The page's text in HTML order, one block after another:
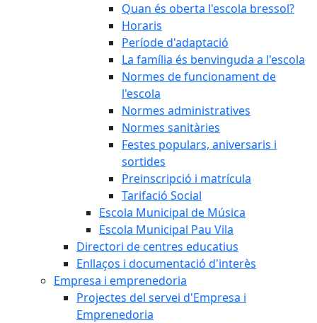
Quan és oberta l'escola bressol?
Horaris
Període d'adaptació
La família és benvinguda a l'escola
Normes de funcionament de
l'escola
Normes administratives
Normes sanitàries
Festes populars, aniversaris i
sortides
Preinscripció i matrícula
Tarifació Social
Escola Municipal de Música
Escola Municipal Pau Vila
Directori de centres educatius
Enllaços i documentació d'interès
Empresa i emprenedoria
Projectes del servei d'Empresa i
Emprenedoria